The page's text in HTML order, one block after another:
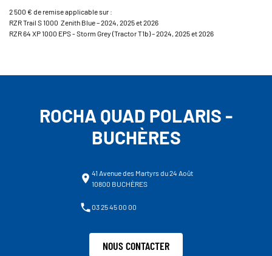
2 500 € de remise applicable sur :
RZR Trail S 1000 Zenith Blue – 2024, 2025 et 2026
RZR 64 XP 1000 EPS - Storm Grey (Tractor T1b) – 2024, 2025 et 2026
ROCHA QUAD POLARIS -
BUCHÈRES
41 Avenue des Martyrs du 24 Août
10800 BUCHÈRES
03 25 45 00 00
NOUS CONTACTER